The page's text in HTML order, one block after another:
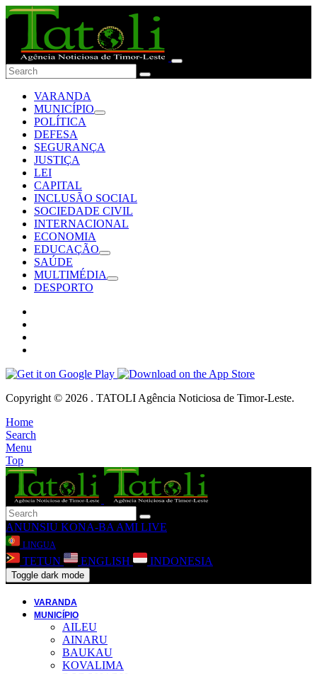
VARANDA
MUNICÍPIO
POLÍTICA
DEFESA
SEGURANÇA
JUSTIÇA
LEI
CAPITAL
INCLUSÃO SOCIAL
SOCIEDADE CIVIL
INTERNACIONAL
ECONOMIA
EDUCAÇÃO
SAÚDE
MULTIMÉDIA
DESPORTO
Copyright © 2026 . TATOLI Agência Noticiosa de Timor-Leste.
Home
Search
Menu
Top
ANUNSIU KONA-BA AMI LIVE
LINGUA
TETUN ENGLISH INDONESIA
Toggle dark mode
VARANDA
MUNICÍPIO
AILEU
AINARU
BAUKAU
KOVALIMA